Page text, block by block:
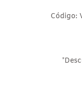
Código: